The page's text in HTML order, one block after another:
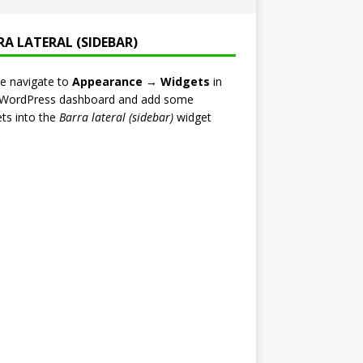
LATERAL (SIDEBAR)
navigate to Appearance → Widgets in
dashboard and add some
into the Barra lateral (sidebar)widget